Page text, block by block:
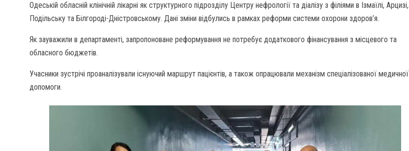
Одеській обласній клінічній лікарні як структурного підрозділу Центру нефрології та діалізу з філіями в Ізмаїлі, Арцизі,
Подільську та Білгороді-Дністровському. Дані зміни відбулись в рамках реформи системи охорони здоров’я.
Як зауважили в департаменті, запропоноване реформування не потребує додаткового фінансування з місцевого та
обласного бюджетів.
Учасники зустрічі проаналізували існуючий маршрут пацієнтів, а також опрацювали механізм спеціалізованої медичної
допомоги.